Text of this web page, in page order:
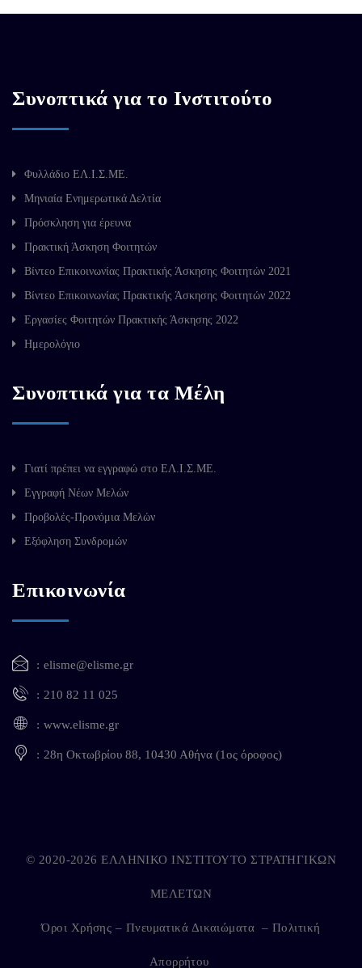
Συνοπτικά για το Ινστιτούτο
Φυλλάδιο ΕΛ.Ι.Σ.ΜΕ.
Μηνιαία Ενημερωτικά Δελτία
Πρόσκληση για έρευνα
Πρακτική Άσκηση Φοιτητών
Βίντεο Επικοινωνίας Πρακτικής Άσκησης Φοιτητών 2021
Βίντεο Επικοινωνίας Πρακτικής Άσκησης Φοιτητών 2022
Εργασίες Φοιτητών Πρακτικής Άσκησης 2022
Ημερολόγιο
Συνοπτικά για τα Μέλη
Γιατί πρέπει να εγγραφώ στο ΕΛ.Ι.Σ.ΜΕ.
Εγγραφή Νέων Μελών
Προβολές-Προνόμια Μελών
Εξόφληση Συνδρομών
Επικοινωνία
elisme@elisme.gr
210 82 11 025
www.elisme.gr
28η Οκτωβρίου 88, 10430 Αθήνα (1ος όροφος)
© 2020-2026 ΕΛΛΗΝΙΚΟ ΙΝΣΤΙΤΟΥΤΟ ΣΤΡΑΤΗΓΙΚΩΝ
ΜΕΛΕΤΩΝ
Όροι Χρήσης – Πνευματικά Δικαιώματα – Πολιτική
Απορρήτου